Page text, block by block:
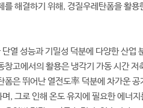
를 해결하기 위해, 경질우레탄폼을 활용
열 성능과 기밀성 덕분에 다양한 산업
창고에서의 활용은 냉각기 가동 시간 저
폼은 뛰어난 열전도率 덕분에 차가운 공
, 그로 인해 온도 유지에 필요한 에너지